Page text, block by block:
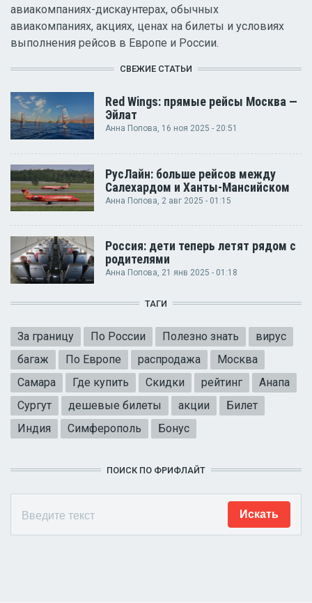
авиакомпаниях-дискаунтерах, обычных
авиакомпаниях, акциях, ценах на билеты и условиях
выполнения рейсов в Европе и России.
СВЕЖИЕ СТАТЬИ
Red Wings: прямые рейсы Москва —
Эйлат
Анна Попова, 16 ноя 2025 - 20:51
РусЛайн: больше рейсов между
Салехардом и Ханты-Мансийском
Анна Попова , 2 авг 2025 - 01:15
Россия: дети теперь летят рядом с
родителями
Анна Попова, 21 янв 2025 - 01:18
ТАГИ
За границу По России Полезно знать
вирус
багаж
По Европе распродажа
Москва
Самара
Где купить Скидки рейтинг
Анапа
Сургут
дешевые билеты акции
Билет
Индия
Симферополь Бонус
ПОИСК ПО ФРИФЛАЙТ